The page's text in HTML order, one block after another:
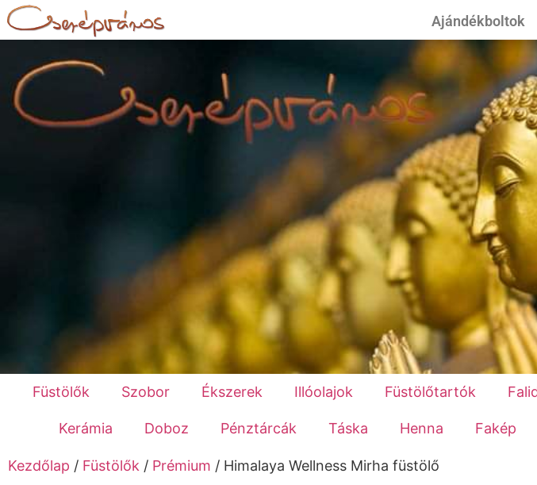
Ajándékboltok
Füstölők Szobor Ékszerek Illóolajok Füstölőtartók
Kerámia Doboz Pénztárcák Táska Henna Fakép
Kezdőlap / Füstölők / Prémium / Himalaya Wellness Mirha füstölő